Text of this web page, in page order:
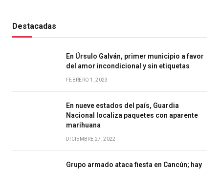
Destacadas
En Úrsulo Galván, primer municipio a favor
del amor incondicional y sin etiquetas
FEBRERO 1, 2023
En nueve estados del país, Guardia
Nacional localiza paquetes con aparente
marihuana
DICIEMBRE 27, 2022
Grupo armado ataca fiesta en Cancún; hay